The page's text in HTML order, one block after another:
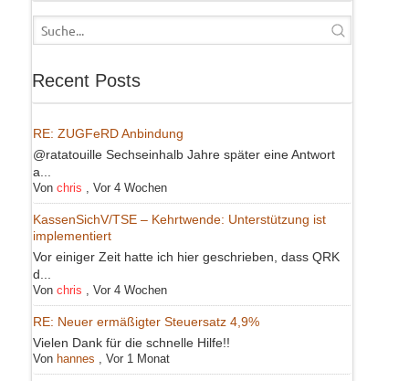
Recent Posts
RE: ZUGFeRD Anbindung
@ratatouille Sechseinhalb Jahre später eine Antwort
a...
Von chris Vor 4 Wochen
KassenSichV/TSE – Kehrtwende: Unterstützung ist
implementiert
Vor einiger Zeit hatte ich hier geschrieben, dass QRK
d...
Von chris Vor 4 Wochen
RE: Neuer ermäßigter Steuersatz 4,9%
Vielen Dank für die schnelle Hilfe!!
Von hannes Vor 1 Monat